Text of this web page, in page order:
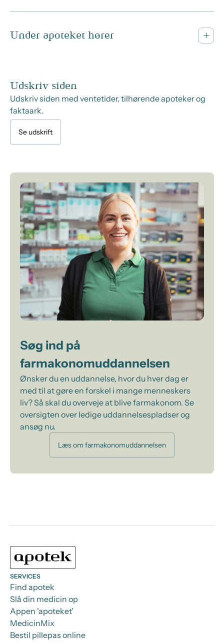
Under apoteket hører
Udskriv siden
Udskriv siden med ventetider, tilhørende apoteker og
faktaark.
Se udskrift
Søg ind på
farmakonomuddannelsen
Ønsker du en uddannelse, hvor du hver dag er
med til at gøre en forskel i mange menneskers
liv? Så skal du overveje at blive farmakonom. Se
oversigten over ledige uddannelsespladser og
ansøg nu.
Læs om farmakonomuddannelsen
SERVICES
Find apotek
Slå din medicin op
Appen 'apoteket'
MedicinMix
Bestil pillepas online